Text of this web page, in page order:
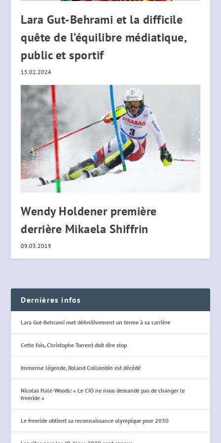
Lara Gut-Behrami et la difficile
quête de l’équilibre médiatique,
public et sportif
15.02.2024
Wendy Holdener première
derrière Mikaela Shiffrin
09.03.2019
Dernières infos
Lara Gut-Behrami met définitivement un terme à sa carrière
Cette fois, Christophe Torrent doit dire stop
Immense légende, Roland Collombin est décédé
Nicolas Hale-Woods: « Le CIO ne nous demande pas de changer le
freeride »
Le freeride obtient sa reconnaissance olympique pour 2030